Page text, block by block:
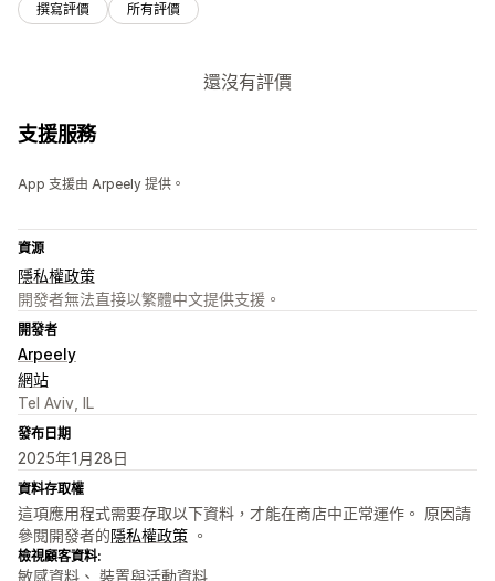
撰寫評價 所有評價
還沒有評價
支援服務
App 支援由 Arpeely 提供。
資源
隱私權政策
開發者無法直接以繁體中文提供支援。
開發者
Arpeely
網站
Tel Aviv, IL
發布日期
2025年1月28日
資料存取權
這項應用程式需要存取以下資料，才能在商店中正常運作。 原因請
參閱開發者的隱私權政策 。
檢視顧客資料:
敏感資料、 裝置與活動資料